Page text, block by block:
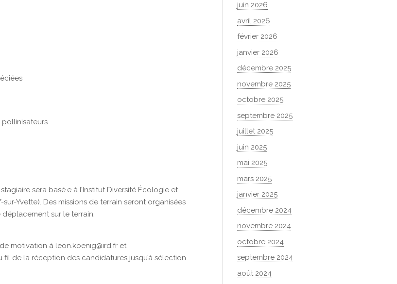
sera basé.e à l’Institut Diversité Écologie et
Yvette). Des missions de terrain seront organisées
déplacement sur le terrain.
motivation à leon.koenig@ird.fr et
fil de la réception des candidatures jusqu’à sélection
juin 2026
avril 2026
février 2026
janvier 2026
décembre 2025
novembre 2025
octobre 2025
septembre 2025
juillet 2025
juin 2025
mai 2025
mars 2025
janvier 2025
décembre 2024
novembre 2024
octobre 2024
septembre 2024
août 2024